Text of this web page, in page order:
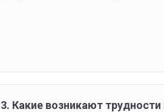
3. Какие возникают